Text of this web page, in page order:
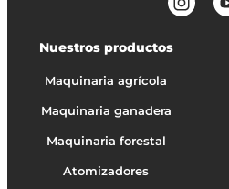
Nuestros productos
Maquinaria agrícola
Maquinaria ganadera
Maquinaria forestal
Atomizadores